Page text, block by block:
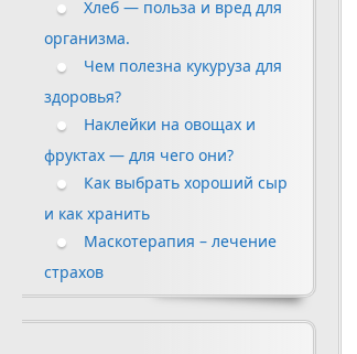
Хлеб — польза и вред для
организма.
Чем полезна кукуруза для
здоровья?
Наклейки на овощах и
фруктах — для чего они?
Как выбрать хороший сыр
и как хранить
Маскотерапия – лечение
страхов